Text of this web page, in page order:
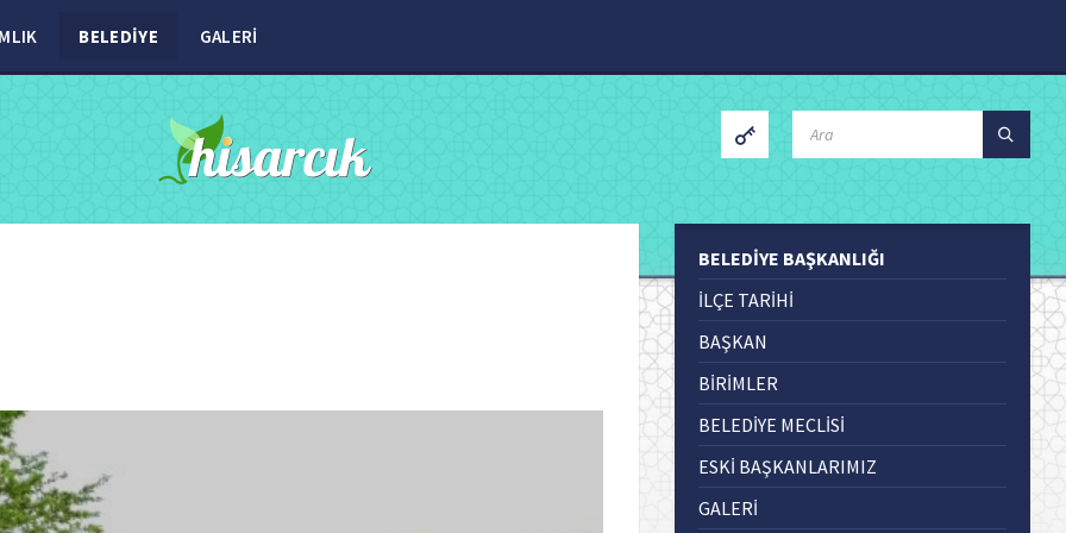
BELEDİYE GALERİ
BELEDIYE BAŞKANLIĞI
İLÇE TARIHI
BAŞKAN
BIRIMLER
BELEDİYE MECLİSİ
ESKI BAŞKANLARIMIZ
GALERİ